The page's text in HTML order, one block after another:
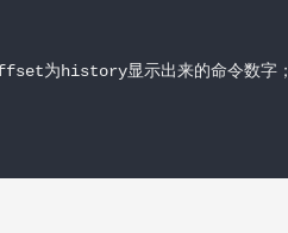
为history显示出来的命令数字；